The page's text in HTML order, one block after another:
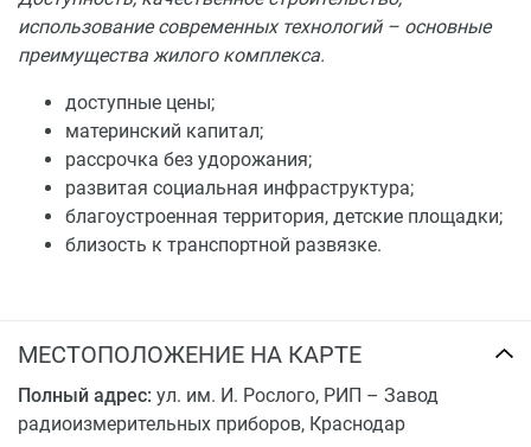
использование современных технологий – основные
преимущества жилого комплекса.
доступные цены;
материнский капитал;
рассрочка без удорожания;
развитая социальная инфраструктура;
благоустроенная территория, детские площадки;
близость к транспортной развязке.
МЕСТОПОЛОЖЕНИЕ НА КАРТЕ
Полный адрес: ул. им. И. Рослого, РИП – Завод
радиоизмерительных приборов, Краснодар